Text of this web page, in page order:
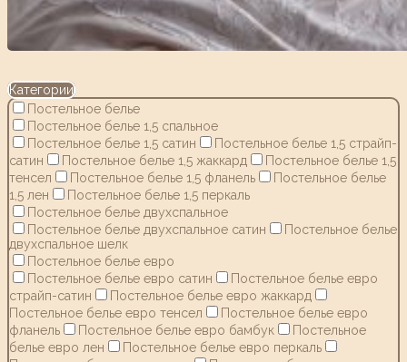
Категории
Постельное белье
Постельное белье 1,5 спальное
Постельное белье 1,5 сатин
Постельное белье 1,5 страйп-
сатин
Постельное белье 1,5 жаккард
Постельное белье 1,5
тенсел
Постельное белье 1,5 фланель
Постельное белье
1,5 лен
Постельное белье 1,5 перкаль
Постельное белье двухспальное
Постельное белье двухспальное сатин
Постельное белье
двухспальное шелк
Постельное белье евро
Постельное белье евро сатин
Постельное белье евро
страйп-сатин
Постельное белье евро жаккард
Постельное белье евро тенсел
Постельное белье евро
фланель
Постельное белье евро бамбук
Постельное
белье евро лен
Постельное белье евро перкаль